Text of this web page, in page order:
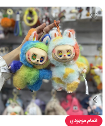
اتمام موجودی